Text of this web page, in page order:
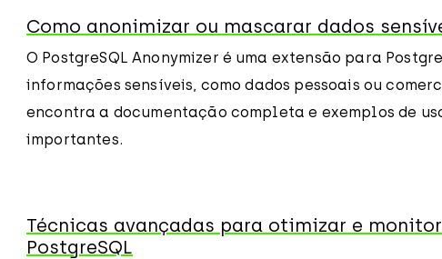
Como anonimizar ou mascarar dados
O PostgreSQL Anonymizer é uma extensão para
informações sensíveis, como dados pessoais ou
encontra a documentação completa e exemplos de
importantes.
Técnicas avançadas para otimizar e
PostgreSQL